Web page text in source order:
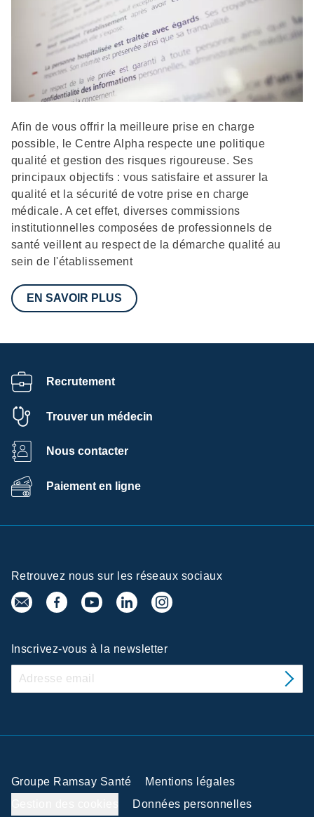
Description
Afin de vous offrir la meilleure prise en charge
possible, le Centre Alpha respecte une politique
qualité et gestion des risques rigoureuse. Ses
principaux objectifs : vous satisfaire et assurer la
qualité et la sécurité de votre prise en charge
médicale. A cet effet, diverses commissions
institutionnelles composées de professionnels de
santé veillent au respect de la démarche qualité au
sein de l'établissement
EN SAVOIR PLUS
Recrutement
Trouver un médecin
Nous contacter
Paiement en ligne
Retrouvez nous sur les réseaux sociaux
Inscrivez-vous à la newsletter
Groupe Ramsay Santé
Mentions légales
Données personnelles